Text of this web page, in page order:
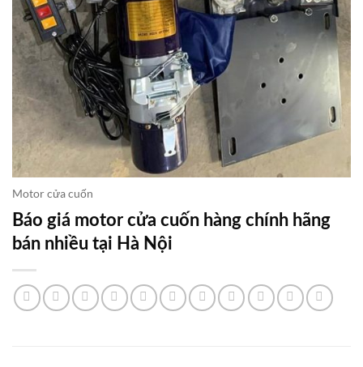
Motor cửa cuốn
Báo giá motor cửa cuốn hàng chính hãng
bán nhiều tại Hà Nội